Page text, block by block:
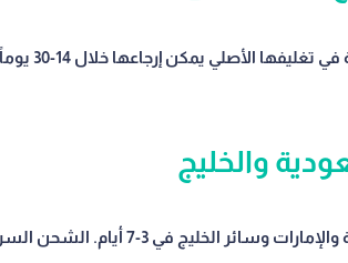
والخليج
7 أيام. الشحن السريع متاح. رقم التتبع يُرسل فور الشحن.